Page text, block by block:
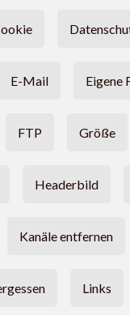
E-Mail Eigene
FTP Größe
Headerbild
Kanäle entfernen
Links